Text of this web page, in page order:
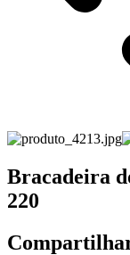
Bracadeira
220